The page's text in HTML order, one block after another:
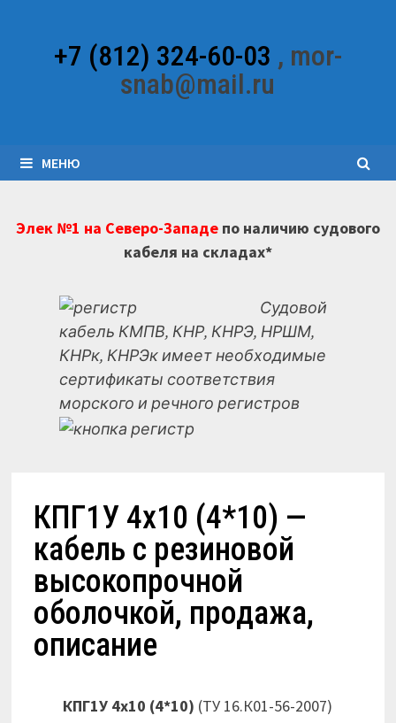
содержимому+7 (812) 324-60-03 , mor-
snab@mail.ru
МЕНЮ
Элек №1 на Северо-Западепо наличию судового
кабеля на складах*
Судовой
кабель КМПВ, КНР, КНРЭ, НРШМ,
КНРк, КНРЭк имеет необходимые
сертификаты соответствия
морского и речного регистров
КПГ1У 4х10 (4*10) —
кабель с резиновой
высокопрочной
оболочкой, продажа,
описание
КПГ1У 4х10 (4*10) (ТУ 16.К01-56-2007)